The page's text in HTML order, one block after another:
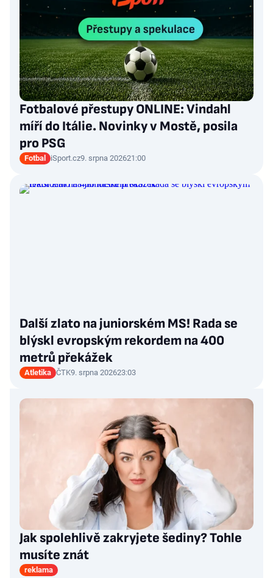
Fotbalové přestupy ONLINE: Vindahl
míří do Itálie. Novinky v Mostě, posila
pro PSG
Fotbal iSport.cz9. srpna 202621:00
Další zlato na juniorském MS! Rada se
blýskl evropským rekordem na 400
metrů překážek
Atletika ČTK9. srpna 202623:03
Jak spolehlivě zakryjete šediny? Tohle
musíte znát
reklama